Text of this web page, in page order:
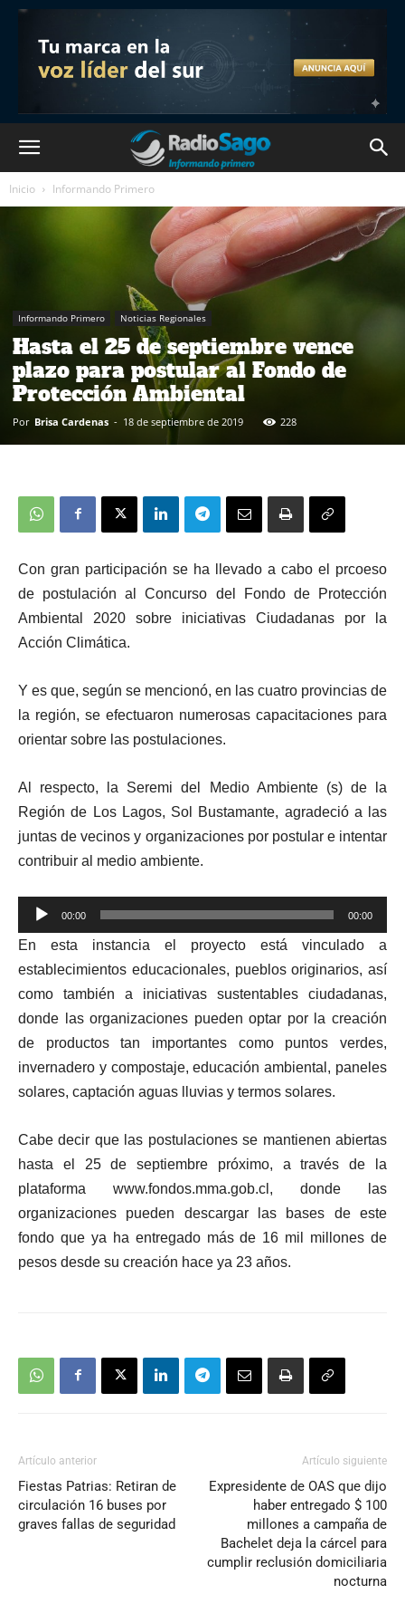
Inicio Informando Primero
Informando Primero Noticias Regionales
Hasta el 25 de septiembre vence
plazo para postular al Fondo de
Protección Ambiental
Por Brisa Cardenas - 18 de septiembre de 2019 228
Con gran participación se ha llevado a cabo el prcoeso
de postulación al Concurso del Fondo de Protección
Ambiental 2020 sobre iniciativas Ciudadanas por la
Acción Climática.
Y es que, según se mencionó, en las cuatro provincias de
la región, se efectuaron numerosas capacitaciones para
orientar sobre las postulaciones.
Al respecto, la Seremi del Medio Ambiente (s) de la
Región de Los Lagos, Sol Bustamante, agradeció a las
juntas de vecinos y organizaciones por postular e intentar
contribuir al medio ambiente.
Reproductor
de
audio
00:00 00:00
En esta instancia el proyecto está vinculado a
establecimientos educacionales, pueblos originarios, así
como también a iniciativas sustentables ciudadanas,
donde las organizaciones pueden optar por la creación
de productos tan importantes como puntos verdes,
invernadero y compostaje, educación ambiental, paneles
solares, captación aguas lluvias y termos solares.
Cabe decir que las postulaciones se mantienen abiertas
hasta el 25 de septiembre próximo, a través de la
plataforma www.fondos.mma.gob.cl, donde las
organizaciones pueden descargar las bases de este
fondo que ya ha entregado más de 16 mil millones de
pesos desde su creación hace ya 23 años.
Artículo anterior
Fiestas Patrias: Retiran de
circulación 16 buses por
graves fallas de seguridad
Artículo siguiente
Expresidente de OAS que dijo
haber entregado $ 100
millones a campaña de
Bachelet deja la cárcel para
cumplir reclusión domiciliaria
nocturna